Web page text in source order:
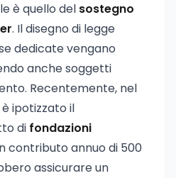
è quello del sostegno
. Il disegno di legge
dedicate vengano
anche soggetti
Recentemente, nel
ipotizzato il
di fondazioni
contributo annuo di 500
assicurare un